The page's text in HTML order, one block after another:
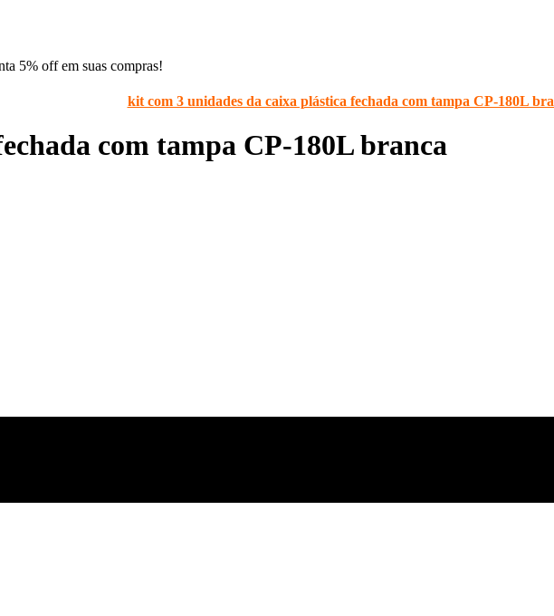
5% off em suas compras!
kit com 3 unidades da caixa plástica fechada com tampa CP-180L
com tampa CP-180L branca